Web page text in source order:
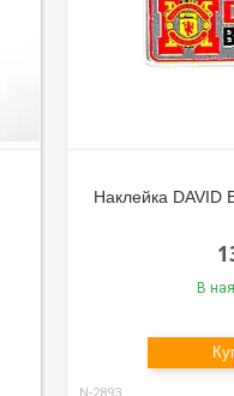
Наклейка DAVID
В